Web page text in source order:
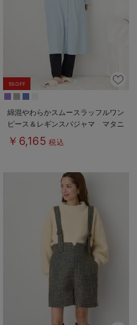
5%OFF
綿混やわらかスムースラッフルワン
ピース＆レギンスパジャマ マタニ
ティ・授乳パジャマ【出産後も長く
使える】
￥6,165 税込